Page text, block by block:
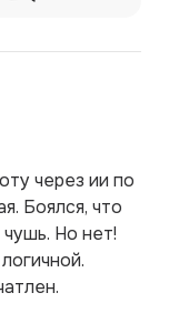
ии по
что
Но нет!